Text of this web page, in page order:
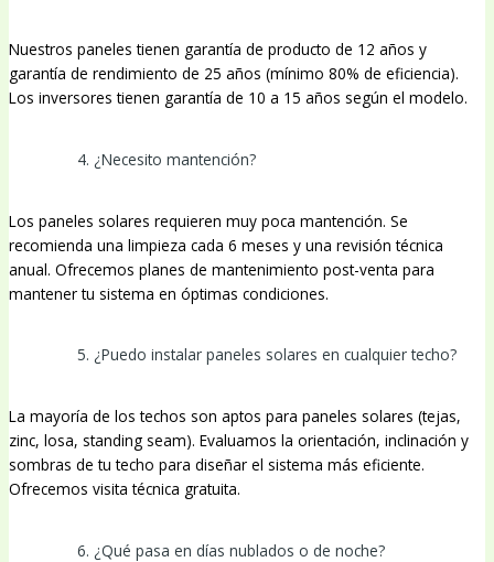
Nuestros paneles tienen garantía de producto de 12 años y
garantía de rendimiento de 25 años (mínimo 80% de eficiencia).
Los inversores tienen garantía de 10 a 15 años según el modelo.
4. ¿Necesito mantención?
Los paneles solares requieren muy poca mantención. Se
recomienda una limpieza cada 6 meses y una revisión técnica
anual. Ofrecemos planes de mantenimiento post-venta para
mantener tu sistema en óptimas condiciones.
5. ¿Puedo instalar paneles solares en cualquier techo?
La mayoría de los techos son aptos para paneles solares (tejas,
zinc, losa, standing seam). Evaluamos la orientación, inclinación y
sombras de tu techo para diseñar el sistema más eficiente.
Ofrecemos visita técnica gratuita.
6. ¿Qué pasa en días nublados o de noche?